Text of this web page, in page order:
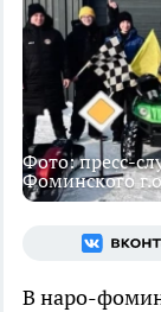
Фото: пресс-
Фоминского
В наро-